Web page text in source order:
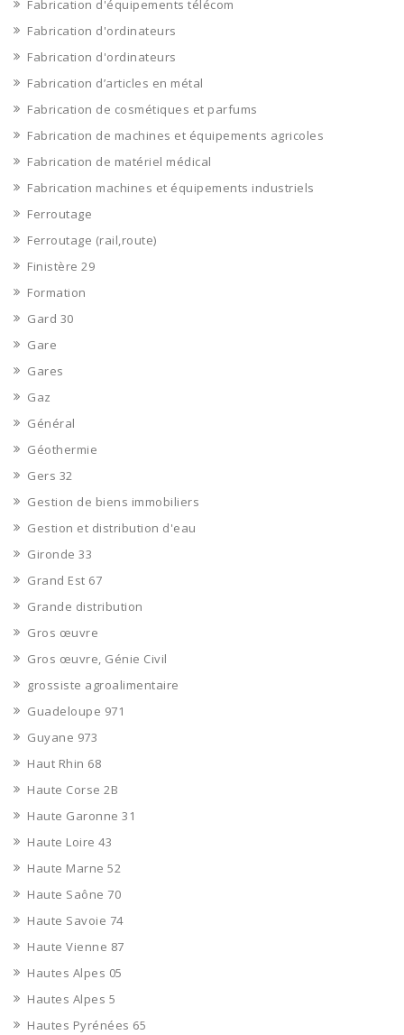
Fabrication d'équipements télécom
Fabrication d'ordinateurs
Fabrication d'ordinateurs
Fabrication d’articles en métal
Fabrication de cosmétiques et parfums
Fabrication de machines et équipements agricoles
Fabrication de matériel médical
Fabrication machines et équipements industriels
Ferroutage
Ferroutage (rail,route)
Finistère 29
Formation
Gard 30
Gare
Gares
Gaz
Général
Géothermie
Gers 32
Gestion de biens immobiliers
Gestion et distribution d'eau
Gironde 33
Grand Est 67
Grande distribution
Gros œuvre
Gros œuvre, Génie Civil
grossiste agroalimentaire
Guadeloupe 971
Guyane 973
Haut Rhin 68
Haute Corse 2B
Haute Garonne 31
Haute Loire 43
Haute Marne 52
Haute Saône 70
Haute Savoie 74
Haute Vienne 87
Hautes Alpes 05
Hautes Alpes 5
Hautes Pyrénées 65